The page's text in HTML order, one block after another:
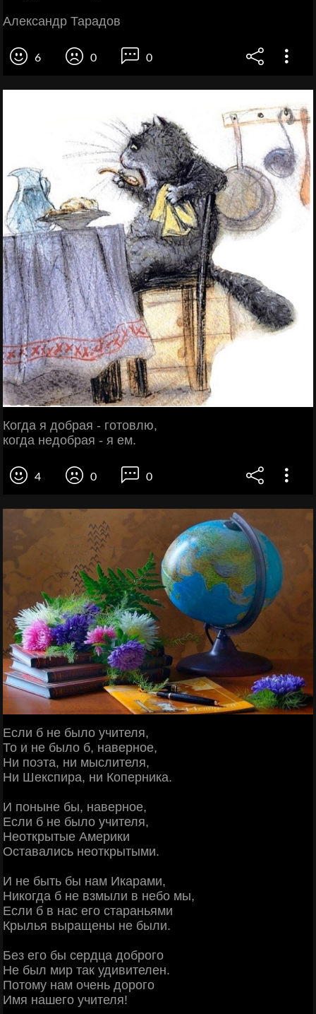
Александр Тарадов
6 0 0
Когда я добрая - готовлю,
когда недобрая - я ем.
4 0 0
Если б не было учителя,
То и не было б, наверное,
Ни поэта, ни мыслителя,
Ни Шекспира, ни Коперника.
И поныне бы, наверное,
Если б не было учителя,
Неоткрытые Америки
Оставались неоткрытыми.
И не быть бы нам Икарами,
Никогда б не взмыли в небо мы,
Если б в нас его стараньями
Крылья выращены не были.
Без его бы сердца доброго
Не был мир так удивителен.
Потому нам очень дорого
Имя нашего учителя!